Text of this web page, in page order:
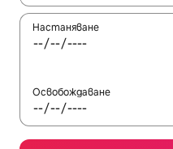
Настаняване
Освобождаване